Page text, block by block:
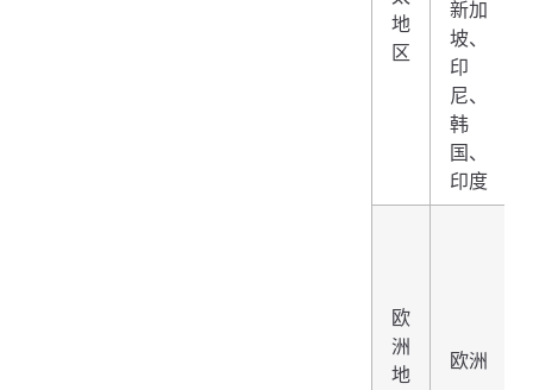
地
区
新加
坡、
印
尼、
韩
国、
印度
欧
洲
地
欧洲